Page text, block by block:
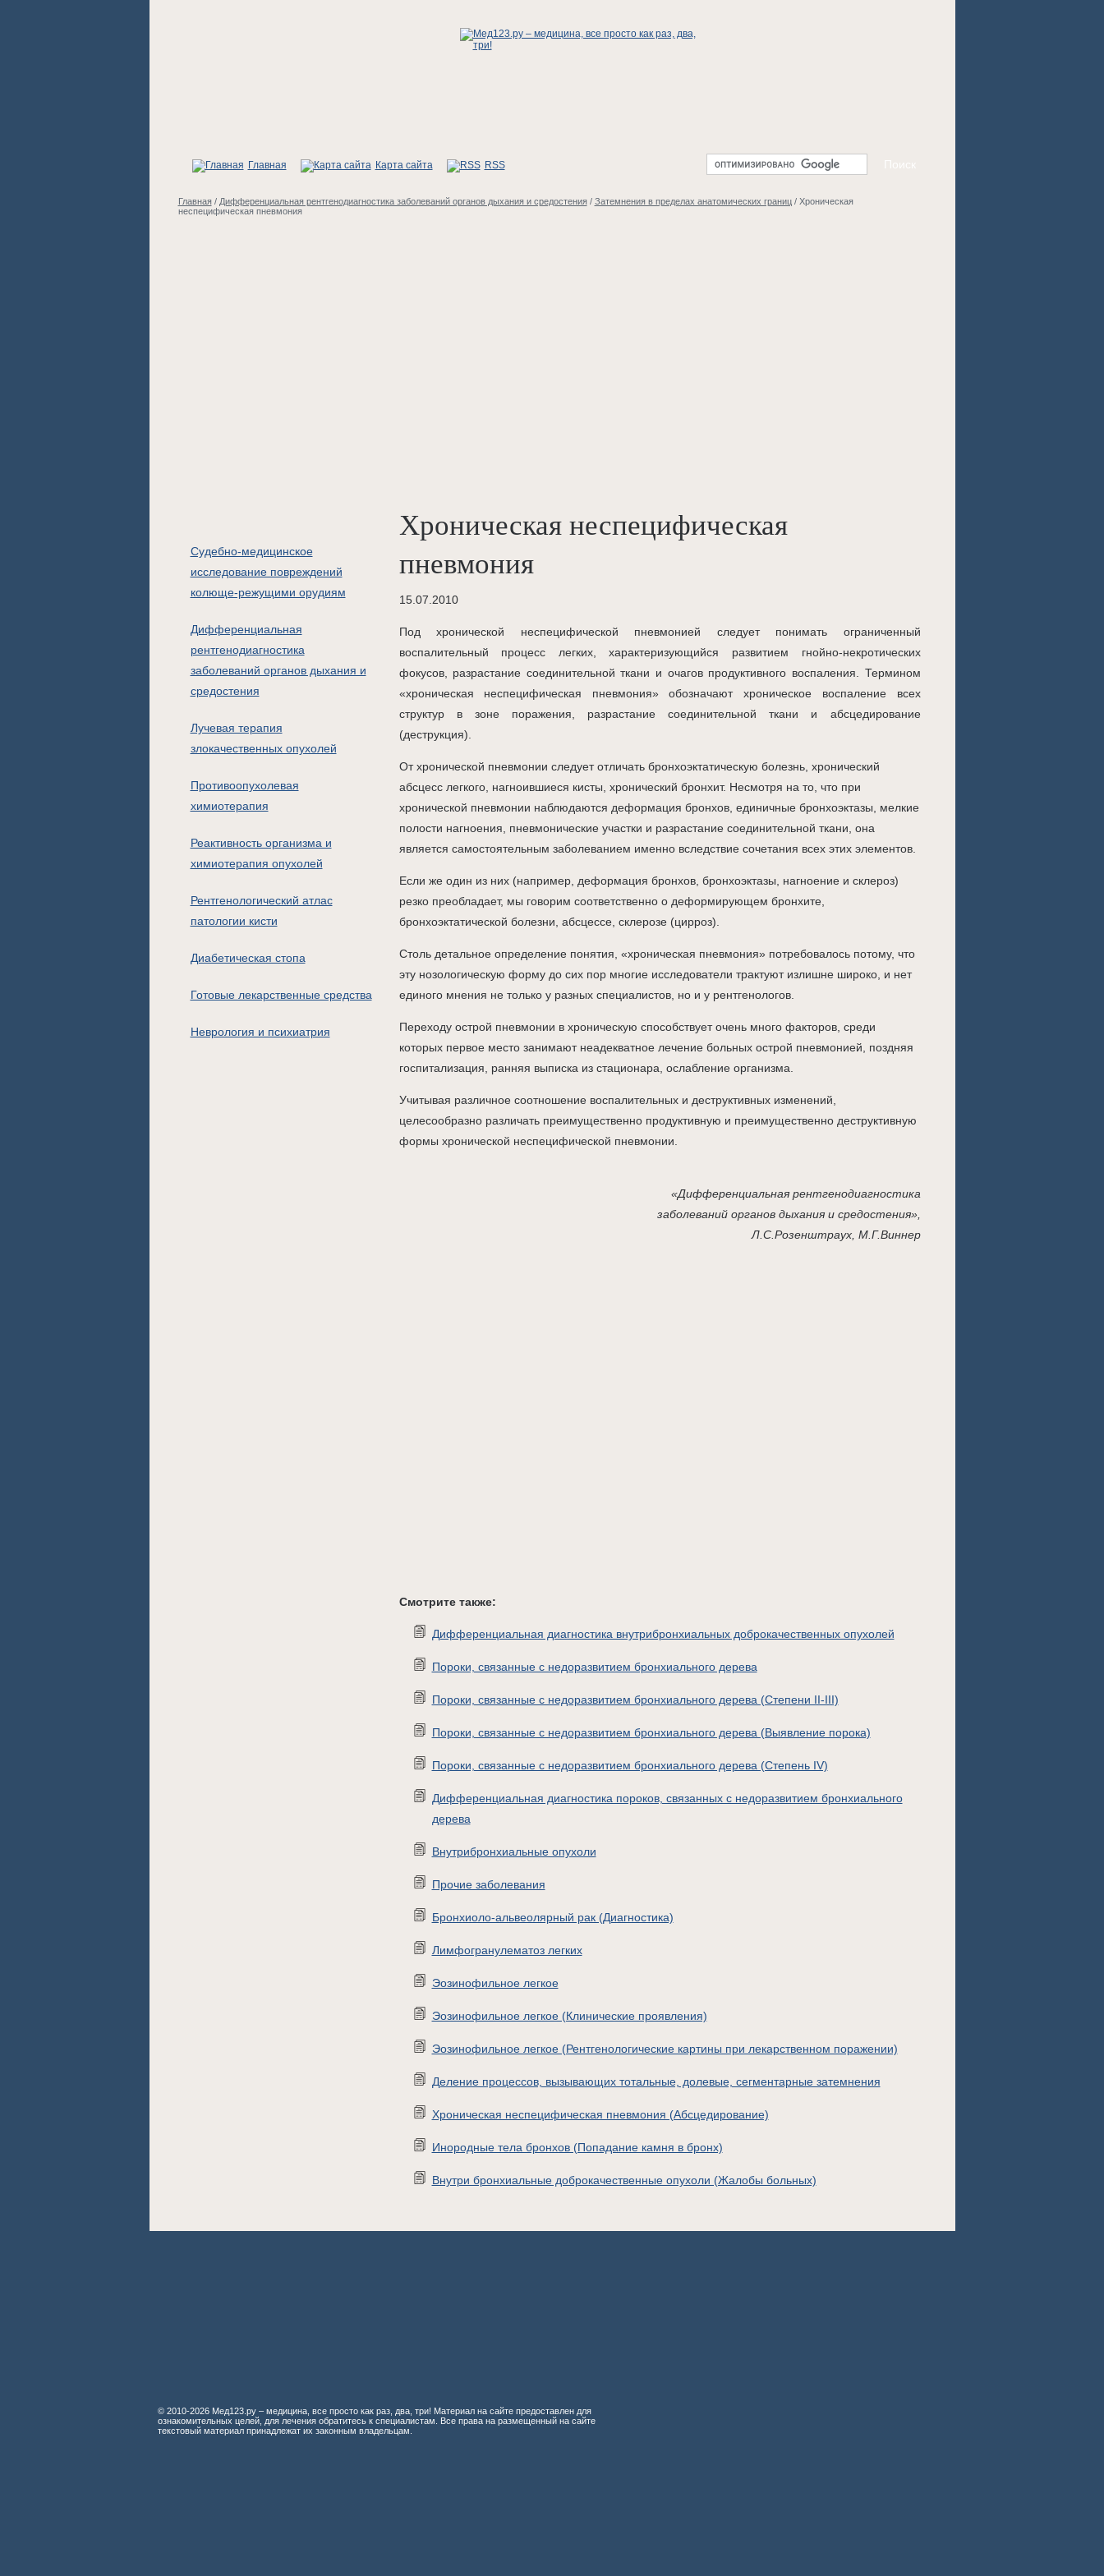
Главная Карта сайта RSS
Главная/ Дифференциальная рентгенодиагностика заболеваний органов дыхания и средостения/ Затемнения в пределах анатомических границ/ Хроническая
неспецифическая пневмония
Судебно-медицинское
исследование повреждений
колюще-режущими орудиям
Дифференциальная
рентгенодиагностика
заболеваний органов дыхания и
средостения
Лучевая терапия
злокачественных опухолей
Противоопухолевая
химиотерапия
Реактивность организма и
химиотерапия опухолей
Рентгенологический атлас
патологии кисти
Диабетическая стопа
Готовые лекарственные средства
Неврология и психиатрия
Хроническая неспецифическая
пневмония
15.07.2010
Под хронической неспецифической пневмонией следует понимать ограниченный
воспалительный процесс легких, характеризующийся развитием гнойно-некротических
фокусов, разрастание соединительной ткани и очагов продуктивного воспаления. Термином
«хроническая неспецифическая пневмония» обозначают хроническое воспаление всех
структур в зоне поражения, разрастание соединительной ткани и абсцедирование
(деструкция).
От хронической пневмонии следует отличать бронхоэктатическую болезнь, хронический
абсцесс легкого, нагноившиеся кисты, хронический бронхит. Несмотря на то, что при
хронической пневмонии наблюдаются деформация бронхов, единичные бронхоэктазы, мелкие
полости нагноения, пневмонические участки и разрастание соединительной ткани, она
является самостоятельным заболеванием именно вследствие сочетания всех этих элементов.
Если же один из них (например, деформация бронхов, бронхоэктазы, нагноение и склероз)
резко преобладает, мы говорим соответственно о деформирующем бронхите,
бронхоэктатической болезни, абсцессе, склерозе (цирроз).
Столь детальное определение понятия, «хроническая пневмония» потребовалось потому, что
эту нозологическую форму до сих пор многие исследователи трактуют излишне широко, и нет
единого мнения не только у разных специалистов, но и у рентгенологов.
Переходу острой пневмонии в хроническую способствует очень много факторов, среди
которых первое место занимают неадекватное лечение больных острой пневмонией, поздняя
госпитализация, ранняя выписка из стационара, ослабление организма.
Учитывая различное соотношение воспалительных и деструктивных изменений,
целесообразно различать преимущественно продуктивную и преимущественно деструктивную
формы хронической неспецифической пневмонии.
«Дифференциальная рентгенодиагностика
заболеваний органов дыхания и средостения»,
Л.С.Розенштраух, М.Г.Виннер
Смотрите также:
Дифференциальная диагностика внутрибронхиальных доброкачественных опухолей
Пороки, связанные с недоразвитием бронхиального дерева
Пороки, связанные с недоразвитием бронхиального дерева (Степени II-III)
Пороки, связанные с недоразвитием бронхиального дерева (Выявление порока)
Пороки, связанные с недоразвитием бронхиального дерева (Степень IV)
Дифференциальная диагностика пороков, связанных с недоразвитием бронхиального
дерева
Внутрибронхиальные опухоли
Прочие заболевания
Бронхиоло-альвеолярный рак (Диагностика)
Лимфогранулематоз легких
Эозинофильное легкое
Эозинофильное легкое (Клинические проявления)
Эозинофильное легкое (Рентгенологические картины при лекарственном поражении)
Деление процессов, вызывающих тотальные, долевые, сегментарные затемнения
Хроническая неспецифическая пневмония (Абсцедирование)
Инородные тела бронхов (Попадание камня в бронх)
Внутри бронхиальные доброкачественные опухоли (Жалобы больных)
© 2010-2026 Мед123.ру – медицина, все просто как раз, два, три! Материал на сайте предоставлен для
ознакомительных целей, для лечения обратитесь к специалистам. Все права на размещенный на сайте
текстовый материал принадлежат их законным владельцам.